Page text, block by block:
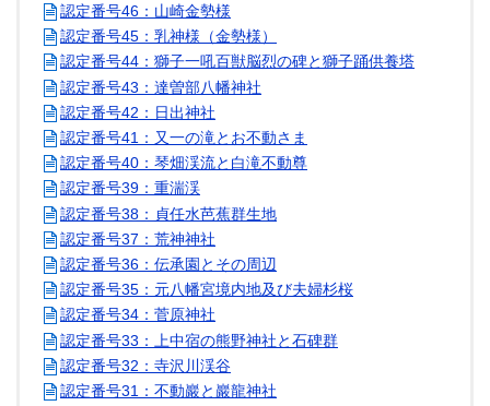
認定番号46：山崎金勢様
認定番号45：乳神様（金勢様）
認定番号44：獅子一吼百獣脳烈の碑と獅子踊供養塔
認定番号43：達曽部八幡神社
認定番号42：日出神社
認定番号41：又一の滝とお不動さま
認定番号40：琴畑渓流と白滝不動尊
認定番号39：重湍渓
認定番号38：貞任水芭蕉群生地
認定番号37：荒神神社
認定番号36：伝承園とその周辺
認定番号35：元八幡宮境内地及び夫婦杉桜
認定番号34：菅原神社
認定番号33：上中宿の熊野神社と石碑群
認定番号32：寺沢川渓谷
認定番号31：不動巖と巖龍神社